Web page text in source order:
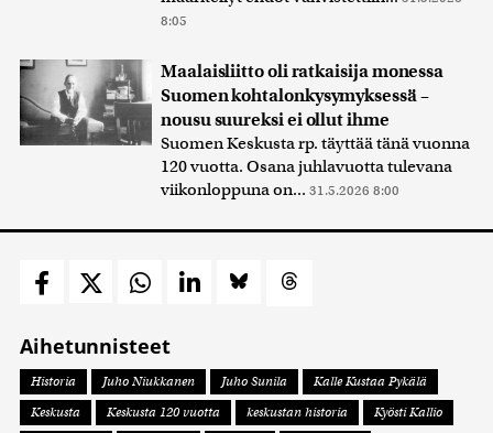
8:05
Maalaisliitto oli ratkaisija monessa
Suomen kohtalonkysymyksessä –
nousu suureksi ei ollut ihme
Suomen Keskusta rp. täyttää tänä vuonna
120 vuotta. Osana juhlavuotta tulevana
viikonloppuna on... 31.5.2026 8:00
Aihetunnisteet
Historia Juho Niukkanen Juho Sunila
Kalle Kustaa Pykälä
Keskusta
Keskusta 120 vuotta keskustan historia
Kyösti Kallio